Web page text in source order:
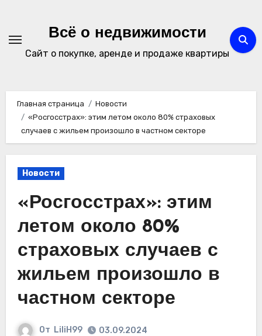
содержимомуВсё о недвижимости
Сайт о покупке, аренде и продаже квартиры
Главная страница
Новости
«Росгосстрах»: этим летом около 80% страховых
случаев с жильем произошло в частном секторе
Новости
«Росгосстрах»: этим
летом около 80%
страховых случаев с
жильем произошло в
частном секторе
От LiliH99 03.09.2024